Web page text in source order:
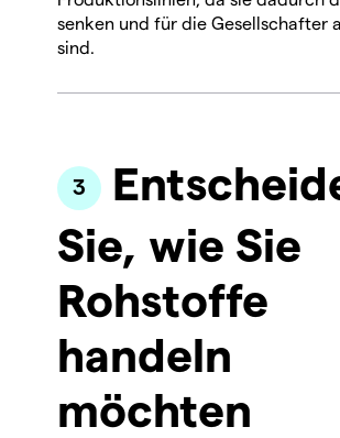
senken und für die Gesellschafter
sind.
Sie, wie Sie
Rohstoffe
handeln
möchten